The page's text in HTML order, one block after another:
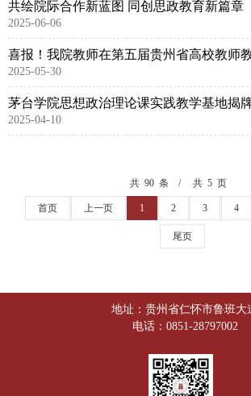
共绘院际合作新蓝图 同创思政教育新篇章
2025-06-06
2025-05-30
2025-04-10
共 90 条
首页 上一页 1 2 3 4
尾页
共 5 页
地址：贵州省仁怀市鲁班大
电话：0851-28797002